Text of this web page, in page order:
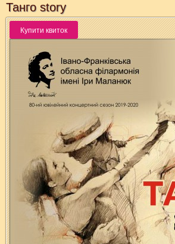
Танго story
Купити квиток